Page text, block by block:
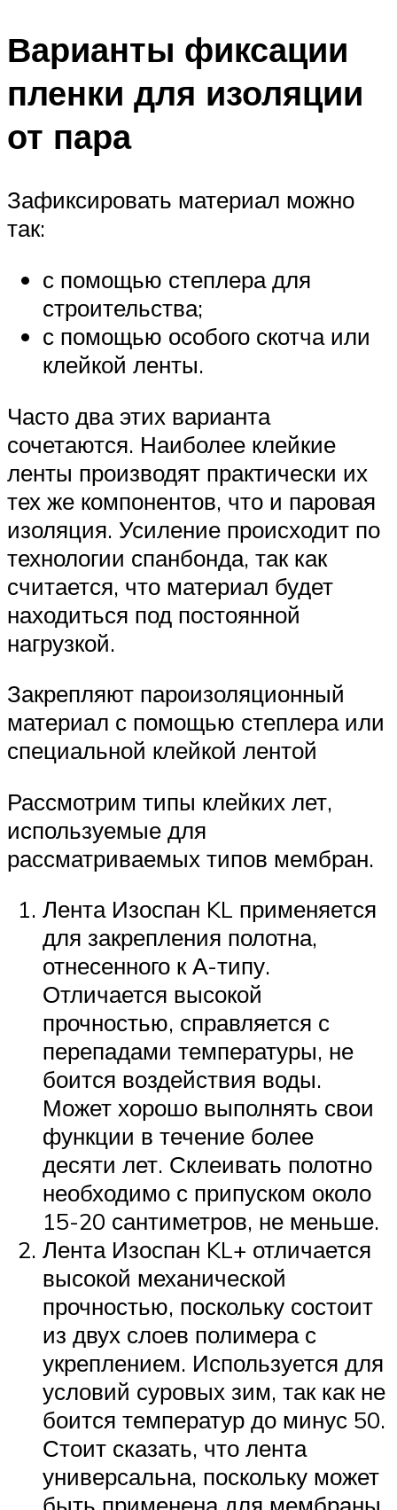
Варианты фиксации
пленки для изоляции
от пара
Зафиксировать материал можно
так:
с помощью степлера для
строительства;
с помощью особого скотча или
клейкой ленты.
Часто два этих варианта
сочетаются. Наиболее клейкие
ленты производят практически их
тех же компонентов, что и паровая
изоляция. Усиление происходит по
технологии спанбонда, так как
считается, что материал будет
находиться под постоянной
нагрузкой.
Закрепляют пароизоляционный
материал с помощью степлера или
специальной клейкой лентой
Рассмотрим типы клейких лет,
используемые для
рассматриваемых типов мембран.
Лента Изоспан KL применяется
для закрепления полотна,
отнесенного к А-типу.
Отличается высокой
прочностью, справляется с
перепадами температуры, не
боится воздействия воды.
Может хорошо выполнять свои
функции в течение более
десяти лет. Склеивать полотно
необходимо с припуском около
15-20 сантиметров, не меньше.
Лента Изоспан KL+ отличается
высокой механической
прочностью, поскольку состоит
из двух слоев полимера с
укреплением. Используется для
условий суровых зим, так как не
боится температур до минус 50.
Стоит сказать, что лента
универсальна, поскольку может